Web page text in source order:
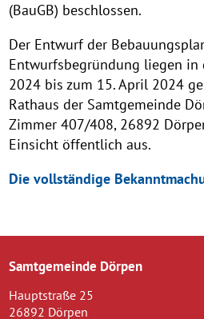
(BauGB) beschlossen.
Der Entwurf der
Entwurfsbegründung liegen in
2024 bis zum 15. April 2024
Rathaus der Samtgemeinde
Zimmer 407/408, 26892
Einsicht öffentlich aus.
Die vollständige
Samtgemeinde Dörpen
Hauptstraße 25
26892 Dörpen